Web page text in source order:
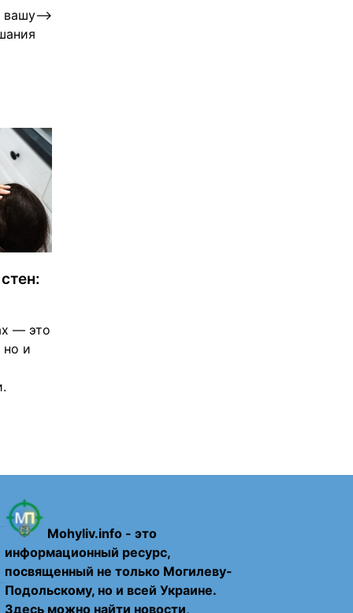
вашу⟶
— это
но и
Mohyliv.info - это
информационный ресурс,
посвященный не только Могилеву-
Подольскому, но и всей Украине.
Здесь можно найти новости,